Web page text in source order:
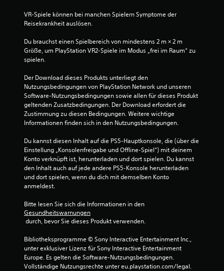
VR-Spiele können bei manchen Spielern Symptome der
Reisekrankheit auslösen.
Du brauchst einen Spielbereich von mindestens 2 m × 2 m
Größe, um PlayStation VR2-Spiele im Modus „frei im Raum“ zu
spielen.
Der Download dieses Produkts unterliegt den
Nutzungsbedingungen von PlayStation Network und unseren
Software-Nutzungsbedingungen sowie allen für dieses Produkt
geltenden Zusatzbedingungen. Der Download erfordert die
Zustimmung zu diesen Bedingungen. Weitere wichtige
Informationen finden sich in den Nutzungsbedingungen.
Du kannst diesen Inhalt auf die PS5-Hauptkonsole, die (über die
Einstellung „Konsolenfreigabe und Offline-Spiel“) mit deinem
Konto verknüpft ist, herunterladen und dort spielen. Du kannst
den Inhalt auch auf jede andere PS5-Konsole herunterladen
und dort spielen, wenn du dich mit demselben Konto
anmeldest.
Bitte lesen Sie sich die Informationen in den
Gesundheitswarnungen
durch, bevor Sie dieses Produkt verwenden.
Bibliotheksprogramme © Sony Interactive Entertainment Inc.,
unter exklusiver Lizenz für Sony Interactive Entertainment
Europe. Es gelten die Software-Nutzungsbedingungen.
Vollständige Nutzungsrechte unter eu.playstation.com/legal.